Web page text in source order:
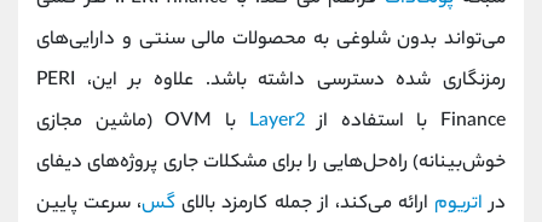
می‌تواند بدون شلوغی به محصولات مالی سنتی و دارایی‌های
رمزنگاری شده دسترسی داشته باشد. علاوه بر این، PERI
Finance با استفاده از
Layer2
با OVM (ماشین مجازی
خوش‌بینانه) راه‌حل‌هایی را برای مشکلات جاری پروژه‌های دیفای
دراتریوم ارائه می‌کند، از جمله کارمزد بالای گس، سرعت پایین